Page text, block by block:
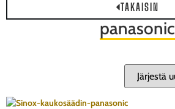
TAKAISIN
panasonic